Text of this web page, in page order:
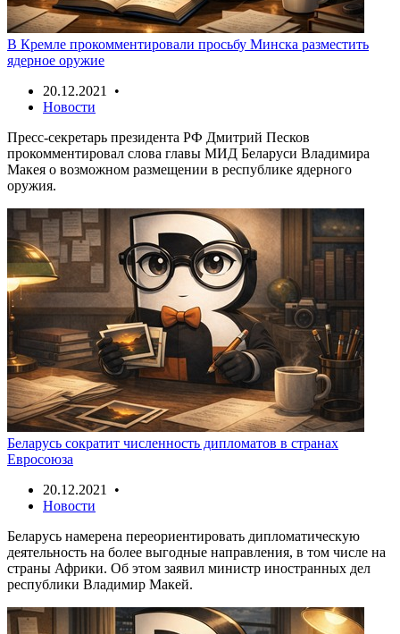
В Кремле прокомментировали просьбу Минска разместить
ядерное оружие
20.12.2021 •
Новости
Пресс-секретарь президента РФ Дмитрий Песков
прокомментировал слова главы МИД Беларуси Владимира
Макея о возможном размещении в республике ядерного
оружия.
Беларусь сократит численность дипломатов в странах
Евросоюза
20.12.2021 •
Новости
Беларусь намерена переориентировать дипломатическую
деятельность на более выгодные направления, в том числе на
страны Африки. Об этом заявил министр иностранных дел
республики Владимир Макей.